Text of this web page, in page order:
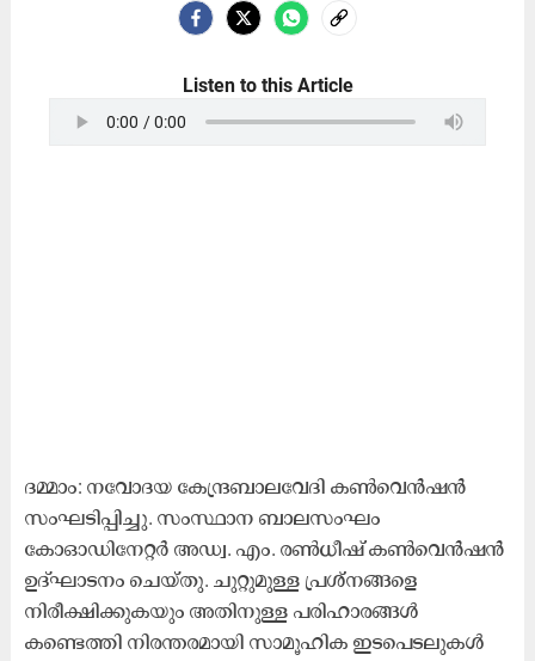
Listen to this Article
ദമ്മാം: നവോദയ കേന്ദ്രബാലവേദി കൺവെൻഷൻ
സംഘടിപ്പിച്ചു. സംസ്ഥാന ബാലസംഘം
കോഓഡിനേറ്റർ അഡ്വ. എം. രൺധീഷ് കൺവെൻഷൻ
ഉദ്ഘാടനം ചെയ്തു. ചുറ്റുമുള്ള പ്രശ്നങ്ങളെ
നിരീക്ഷിക്കുകയും അതിനുള്ള പരിഹാരങ്ങൾ
കണ്ടെത്തി നിരന്തരമായി സാമൂഹിക ഇടപെടലുകൾ